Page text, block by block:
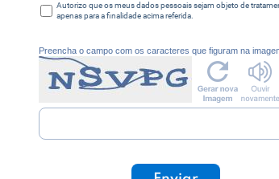
Autorizo que os meus dados pessoais sejam objeto de
apenas para a finalidade acima referida.
Preencha o campo com os caracteres que figuram na